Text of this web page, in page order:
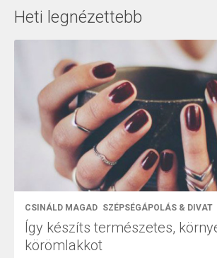
Heti legnézettebb
CSINÁLD MAGAD SZÉPSÉGÁPOLÁS & DIVAT
Így készíts természetes,
körömlakkot